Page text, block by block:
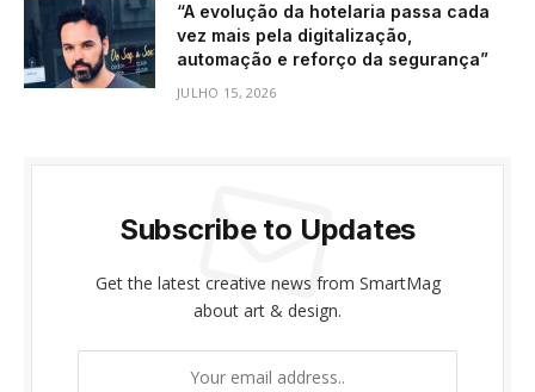
“A evolução da hotelaria passa cada
vez mais pela digitalização,
automação e reforço da segurança”
JULHO 15, 2026
Subscribe to Updates
Get the latest creative news from SmartMag
about art & design.